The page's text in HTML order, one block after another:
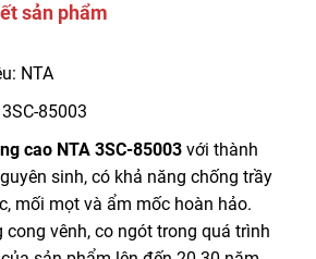
sản phẩm
NTA
85003
cao NTA 3SC-85003 với thành
sinh, có khả năng chống trầy
mối mọt và ẩm mốc hoàn hảo.
cong vênh, co ngót trong quá trình